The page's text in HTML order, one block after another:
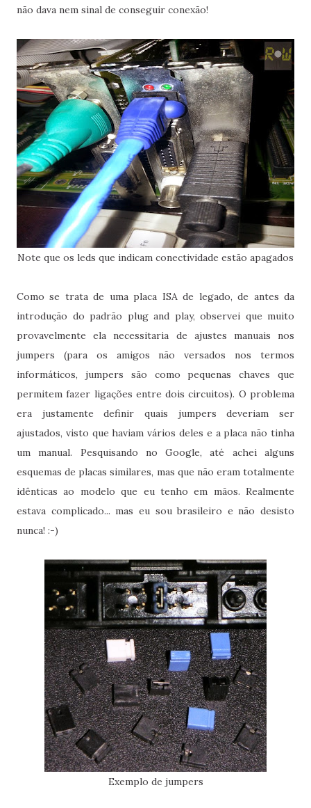
não dava nem sinal de conseguir conexão!
Note que os leds que indicam conectividade estão apagados
Como se trata de uma placa ISA de legado, de antes da
introdução do padrão plug and play, observei que muito
provavelmente ela necessitaria de ajustes manuais nos
jumpers (para os amigos não versados nos termos
informáticos, jumpers são como pequenas chaves que
permitem fazer ligações entre dois circuitos). O problema
era justamente definir quais jumpers deveriam ser
ajustados, visto que haviam vários deles e a placa não tinha
um manual. Pesquisando no Google, até achei alguns
esquemas de placas similares, mas que não eram totalmente
idênticas ao modelo que eu tenho em mãos. Realmente
estava complicado... mas eu sou brasileiro e não desisto
nunca! :-)
Exemplo de jumpers